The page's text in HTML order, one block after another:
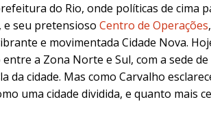
do Rio, onde políticas de cima
e seu pretensioso Centro de Operações
e movimentada Cidade Nova.
entre a Zona Norte e Sul, com a sede
da cidade. Mas como Carvalho
uma cidade dividida, e quanto mais